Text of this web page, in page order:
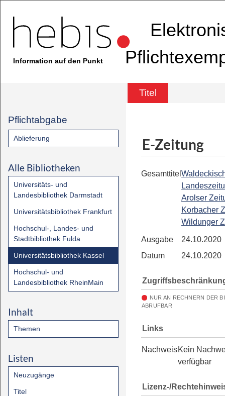
Information auf den Punkt
Titel
Pflichtabgabe
Ablieferung
Alle Bibliotheken
Universitäts- und
Landesbibliothek Darmstadt
Universitätsbibliothek Frankfurt
Hochschul-, Landes- und
Stadtbibliothek Fulda
Universitätsbibliothek Kassel
Hochschul- und
Landesbibliothek RheinMain
Inhalt
Themen
Listen
Neuzugänge
Titel
E-Zeitung
Gesamttitel
Arolser
Korbacher
Wildunger
Ausgabe
24.10.2020
Datum
24.10.2020
NUR AN RECHNERN DER
ABRUFBAR
Links
NachweisKein
verfügbar
Lizenz-/